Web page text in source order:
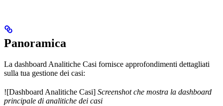
Panoramica
La dashboard Analitiche Casi fornisce approfondimenti dettagliati
sulla tua gestione dei casi:
![Dashboard Analitiche Casi] Screenshot che mostra la dashboard
principale di analitiche dei casi